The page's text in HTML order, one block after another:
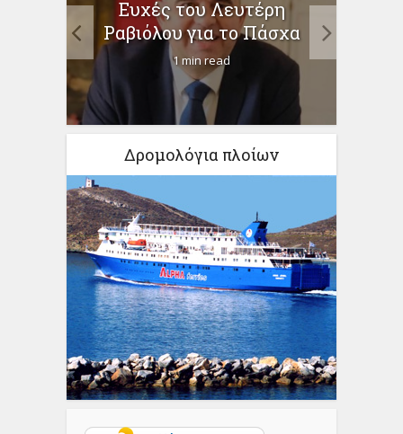
Ευχές του Λευτέρη
Ραβιόλου για το Πάσχα
1 min read
Δρομολόγια πλοίων